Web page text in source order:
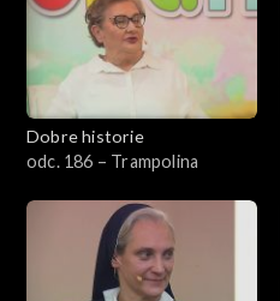
Dobre historie
odc. 186 – Trampolina